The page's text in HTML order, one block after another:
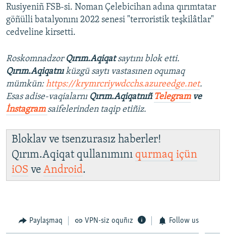
Rusiyeniñ FSB-si. Noman Çelebicihan adına qırımtatar
göñülli batalyonını 2022 senesi "terroristik teşkilâtlar"
cedveline kirsetti.
Roskomnadzor Qırım.Aqiqatsaytını blok etti.
Qırım.Aqiqatnıküzgü saytı vastasınen oqumaq
mümkün:https://krymrcriywdcchs.azureedge.net.
Esas adise-vaqialarnı Qırım.AqiqatnıñTelegramve
İnstagram saifelerinden taqip etiñiz.
Bloklav ve tsenzurasız haberler!
Qırım.Aqiqat qullanımını qurmaq içün
iOS ve Android.
Paylaşmaq VPN-siz oquñız Follow us